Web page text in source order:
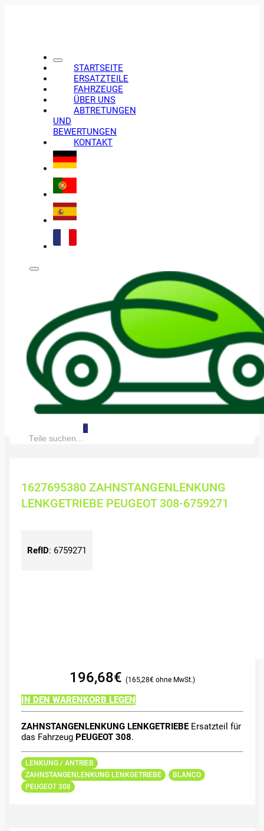
STARTSEITE
ERSATZTEILE
FAHRZEUGE
ÜBER UNS
ABTRETUNGEN
UND
BEWERTUNGEN
KONTAKT
0
Suche:
1627695380 ZAHNSTANGENLENKUNG
LENKGETRIEBE PEUGEOT 308-6759271
RefID: 6759271
196,68€ 165,28€
IN DEN WARENKORB LEGEN
ZAHNSTANGENLENKUNG LENKGETRIEBEErsatzteil für
das Fahrzeug PEUGEOT 308.
LENKUNG / ANTRIEB
ZAHNSTANGENLENKUNG LENKGETRIEBE
BLANCO
PEUGEOT 308